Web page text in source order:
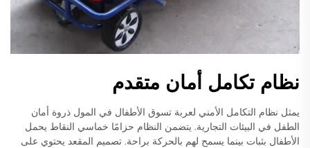
نظام تكامل أمان متقدم
يمثل نظام التكامل الأمني لعربة تسوق الأطفال في المول ذروة أمان
الطفل في البيئات التجارية. يتضمن النظام حزامًا خماسي النقاط يحمل
الأطفال بثبات بينما يسمح لهم بالحركة براحة. تصميم المقعد يحتوي على